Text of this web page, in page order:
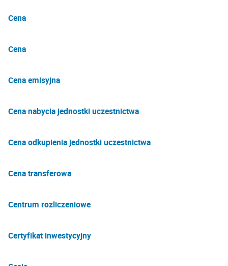
Cena
Cena
Cena emisyjna
Cena nabycia jednostki uczestnictwa
Cena odkupienia jednostki uczestnictwa
Cena transferowa
Centrum rozliczeniowe
Certyfikat inwestycyjny